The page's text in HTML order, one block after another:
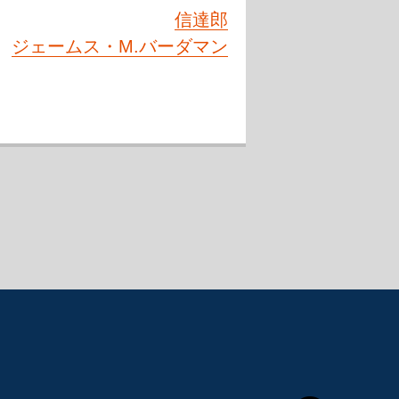
信達郎
ジェームス・M.バーダマン